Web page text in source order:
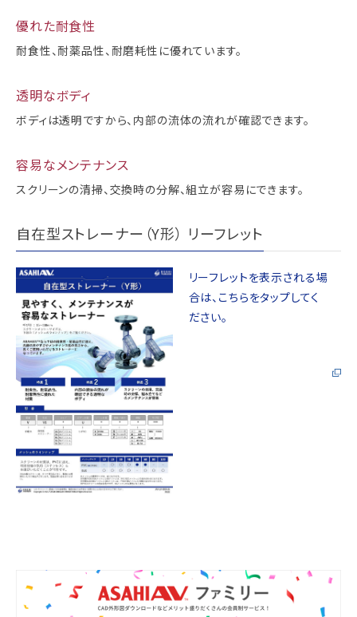
優れた耐食性
耐食性、耐薬品性、耐磨耗性に優れています。
透明なボディ
ボディは透明ですから、内部の流体の流れが確認できます。
容易なメンテナンス
スクリーンの清掃、交換時の分解、組立が容易にできます。
自在型ストレーナー（Y形） リーフレット
リーフレットを表示される場
合は、こちらをタップしてく
ださい。